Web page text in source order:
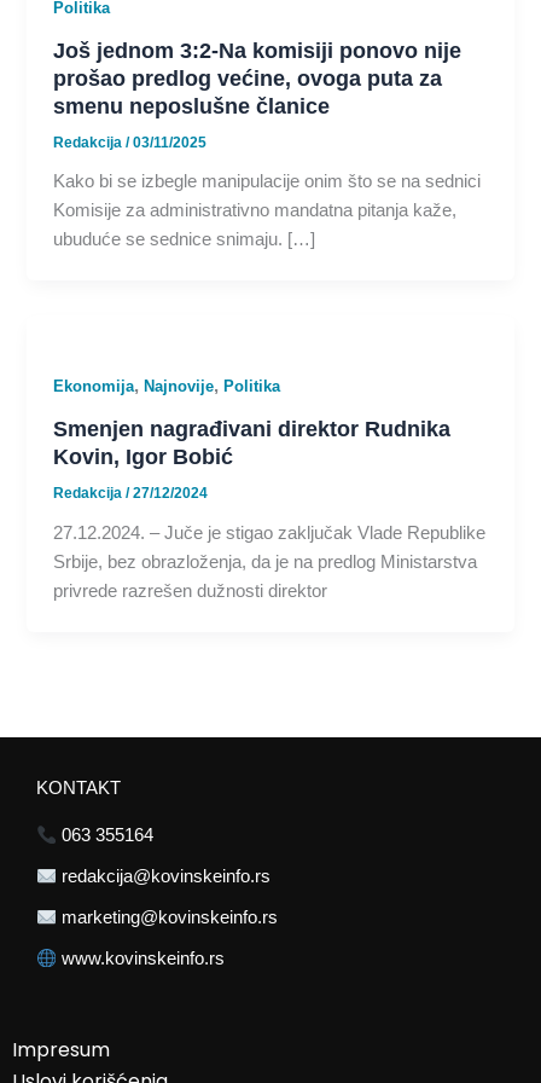
Politika
Još jednom 3:2-Na komisiji ponovo nije
prošao predlog većine, ovoga puta za
smenu neposlušne članice
Redakcija/03/11/2025
Kako bi se izbegle manipulacije onim što se na sednici
Komisije za administrativno mandatna pitanja kaže,
ubuduće se sednice snimaju. […]
Ekonomija,Najnovije,Politika
Smenjen nagrađivani direktor Rudnika
Kovin, Igor Bobić
Redakcija/27/12/2024
27.12.2024. – Juče je stigao zaključak Vlade Republike
Srbije, bez obrazloženja, da je na predlog Ministarstva
privrede razrešen dužnosti direktor
KONTAKT
063 355164
redakcija@kovinskeinfo.rs
marketing@kovinskeinfo.rs
www.kovinskeinfo.rs
Impresum